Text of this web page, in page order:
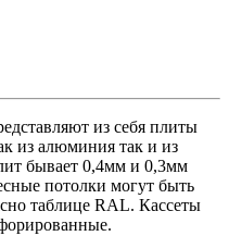
из себя плиты
из алюминия так и из
бывает 0,4мм и 0,3мм
потолки могут быть
таблице RAL. Кассеты